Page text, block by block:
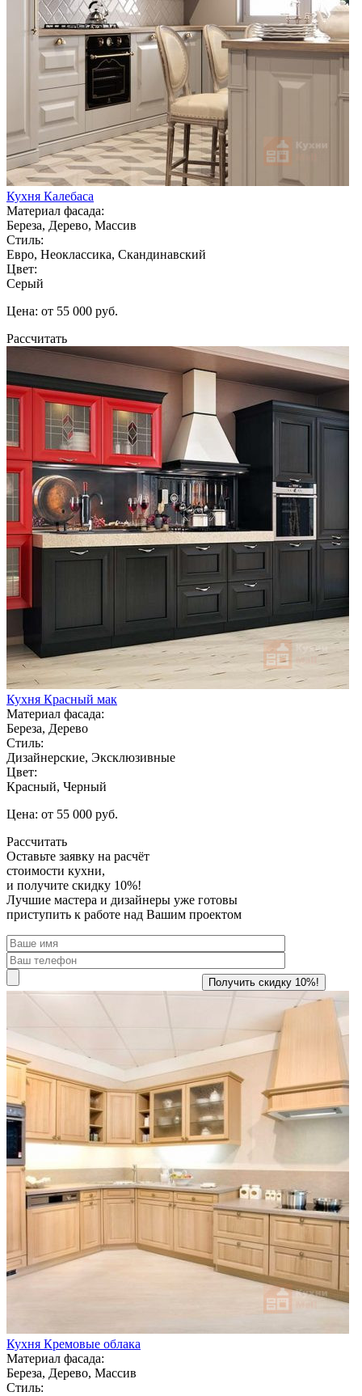
Кухня Калебаса
Материал фасада:
Береза, Дерево, Массив
Стиль:
Евро, Неоклассика, Скандинавский
Цвет:
Серый
Цена: от 55 000 руб.
Рассчитать
Кухня Красный мак
Материал фасада:
Береза, Дерево
Стиль:
Дизайнерские, Эксклюзивные
Цвет:
Красный, Черный
Цена: от 55 000 руб.
Рассчитать
Оставьте заявку на расчёт
стоимости кухни,
и получите скидку 10%!
Лучшие мастера и дизайнеры уже готовы
приступить к работе над Вашим проектом
Кухня Кремовые облака
Материал фасада:
Береза, Дерево, Массив
Стиль: